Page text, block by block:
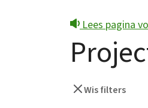
Snel
Contact
Melding
Lees pagina
Wis filters